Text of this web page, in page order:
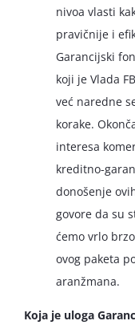
nivoa vlasti
pravičnije i
Garancijski
koji je Vlada
već naredne
korake.
interesa
kreditno-
donošenje
govore da su
ćemo vrlo
ovog paketa
aranžmana.
Koja je uloga